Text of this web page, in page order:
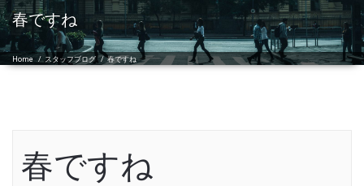
春ですね
Home / スタッフブログ /春ですね
春ですね